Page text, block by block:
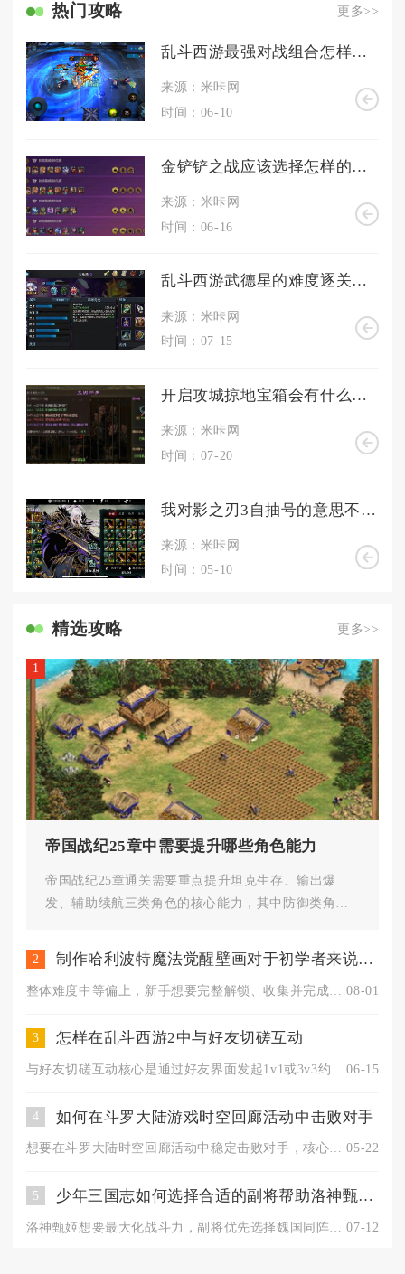
热门攻略 更多>>
乱斗西游最强对战组合怎样才能取得胜利
来源：米咔网
时间：06-10
金铲铲之战应该选择怎样的强势阵容
来源：米咔网
时间：06-16
乱斗西游武德星的难度逐关递增吗
来源：米咔网
时间：07-15
开启攻城掠地宝箱会有什么收获
来源：米咔网
时间：07-20
我对影之刃3自抽号的意思不太明白可以解释一下吗
来源：米咔网
时间：05-10
精选攻略 更多>>
1
帝国战纪25章中需要提升哪些角色能力
帝国战纪25章通关需要重点提升坦克生存、输出爆
发、辅助续航三类角色的核心能力，其中防御类角色
2 制作哈利波特魔法觉醒壁画对于初学者来说难度有多大
08-01
3 怎样在乱斗西游2中与好友切磋互动
06-15
4 如何在斗罗大陆游戏时空回廊活动中击败对手
想要在斗罗大陆时空回廊活动中稳定击败对手，核心在于按固定顺序... 05-22
5 少年三国志如何选择合适的副将帮助洛神甄姬提高战斗力
07-12